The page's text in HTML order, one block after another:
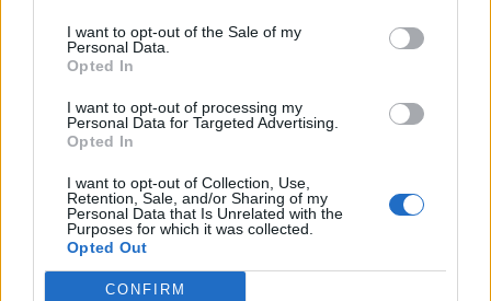
I want to opt-out of the Sale of my
Personal Data.
Opted In
I want to opt-out of processing my
Personal Data for Targeted Advertising.
Opted In
I want to opt-out of Collection, Use,
Retention, Sale, and/or Sharing of my
Personal Data that Is Unrelated with the
Purposes for which it was collected.
Opted Out
CONFIRM